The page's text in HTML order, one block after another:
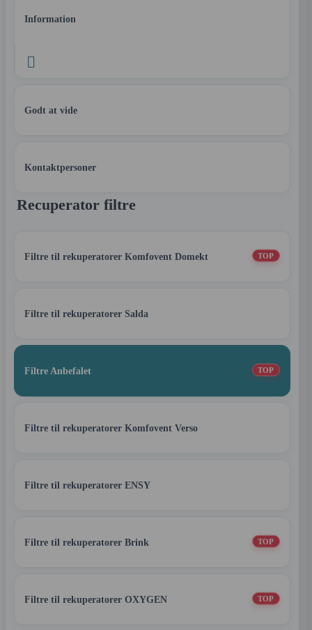
Information

Godt at vide
Kontaktpersoner
Recuperator filtre
Filtre til rekuperatorer Komfovent Domekt TOP
Filtre til rekuperatorer Salda
Filtre Anbefalet TOP
Filtre til rekuperatorer Komfovent Verso
Filtre til rekuperatorer ENSY
Filtre til rekuperatorer Brink TOP
Filtre til rekuperatorer OXYGEN TOP